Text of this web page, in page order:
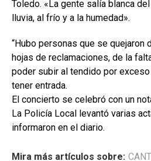
Toledo. «La gente salía blanca
lluvia, al frío y a la humedad».
“Hubo personas que se quejaron
hojas de reclamaciones, de la
poder subir al tendido por
tener entrada.
El concierto se celebró con un
La Policía Local levantó varias
informaron en el diario.
Mira más artículos sobre: